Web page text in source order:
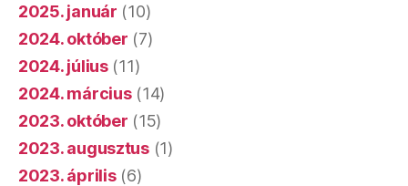
2025. január (10)
2024. október (7)
2024. július(11)
2024. március(14)
2023. október (15)
2023. augusztus(1)
2023. április(6)